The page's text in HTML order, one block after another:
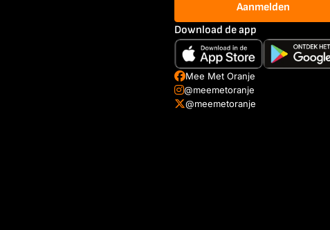
Aanmelden
Download de app
Mee Met Oranje
@meemetoranje
@meemetoranje